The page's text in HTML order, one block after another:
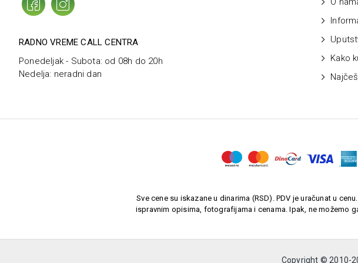
RADNO VREME CALL CENTRA
Ponedeljak - Subota: od 08h do 20h
Nedelja: neradni dan
Kako
Sve cene su iskazane u dinarima (RSD). PDV je uračunat u
ispravnim opisima, fotografijama i cenama. Ipak, ne možemo
Copyright © 2010-